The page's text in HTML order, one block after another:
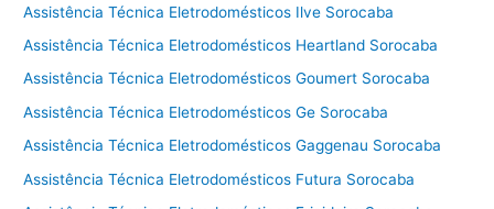
Assistência Técnica Eletrodomésticos Ilve Sorocaba
Assistência Técnica Eletrodomésticos Heartland Sorocaba
Assistência Técnica Eletrodomésticos Goumert Sorocaba
Assistência Técnica Eletrodomésticos Ge Sorocaba
Assistência Técnica Eletrodomésticos Gaggenau Sorocaba
Assistência Técnica Eletrodomésticos Futura Sorocaba